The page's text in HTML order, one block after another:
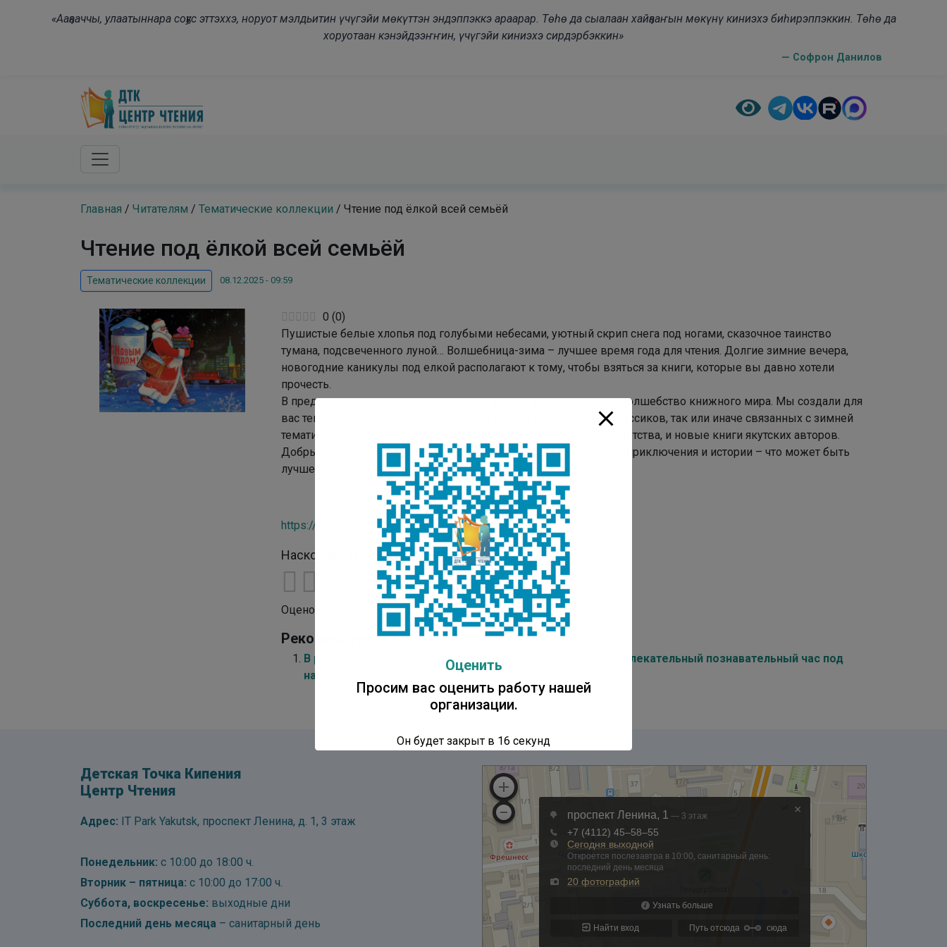
«Ааҕааччы, улаатыннара соҕус эттэххэ, норуот мэлдьитин үчүгэйи мөкүттэн эндэппэккэ араарар. Төһө да сыалаан хайҕааҥын мөкүнү киниэхэ биһирэппэккин. Төһө да
хоруотаан кэнэйдээҥҥин, үчүгэйи киниэхэ сирдэрбэккин»
— Софрон Данилов
Главная / Читателям / Тематические коллекции / Чтение под ёлкой всей семьёй
Чтение под ёлкой всей семьёй
Тематические коллекции 08.12.2025 - 09:59
0 (0)
Пушистые белые хлопья под голубыми небесами, уютный скрип снега под ногами, сказочное таинство
тумана, подсвеченного луной… Волшебница-зима – лучшее время года для чтения. Долгие зимние вечера,
новогодние каникулы под елкой располагают к тому, чтобы взяться за книги, которые вы давно хотели
прочесть.
В преддверии новогоднего праздника предлагаем окунуться в волшебство книжного мира. Мы создали для
вас тематическую подборку, в которую вошли книги русских классиков, так или иначе связанных с зимней
тематикой, а также другие произведения, любимые многими с детства, и новые книги якутских авторов.
Добрые сказки с прекрасными иллюстрациями, увлекательные приключения и истории – что может быть
лучше под Новый год в кругу семьи?
https://nlrs.ru/to-readers/segments/kids/collections/375
Насколько вам понравилась публикация?
Оценок пока нет. Поставьте оценку первым.
Рекомендуем:
В рамках проекта “Шаг к Пятерке” для 4 класса прошёл увлекательный познавательный час под
названием «Яркая Якутия»
Детская Точка Кипения
Центр Чтения
Адрес: IT Park Yakutsk, проспект Ленина, д. 1, 3 этаж
Понедельник: с 10:00 до 18:00 ч.
Вторник – пятница: с 10:00 до 17:00 ч.
Суббота, воскресенье: выходные дни
Последний день месяца – санитарный день
Оценить
Просим вас оценить работу нашей
организации.
Он будет закрыт в 16 секунд